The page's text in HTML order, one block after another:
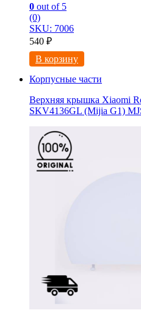
0 out of 5
(0)
SKU: 7006
540 ₽
В корзину
Корпусные части
Верхняя крышка Xiaomi
SKV4136GL (Mijia G1)